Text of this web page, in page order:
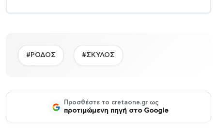
#ΡΟΔΟΣ #ΣΚΥΛΟΣ
Προσθέστε το cretaone.gr ως
προτιμώμενη πηγή στο Google